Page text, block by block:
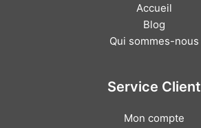
Accueil
Blog
Qui sommes-nous
Service Client
Mon compte